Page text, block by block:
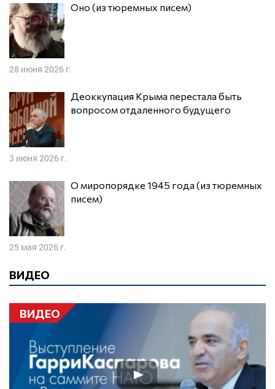
Оно (из тюремных писем)
28 июня 2026 г.
Деоккупация Крыма перестала быть
вопросом отдаленного будущего
3 июня 2026 г.
О миропорядке 1945 года (из тюремных
писем)
25 мая 2026 г.
ВИДЕО
ВИДЕО